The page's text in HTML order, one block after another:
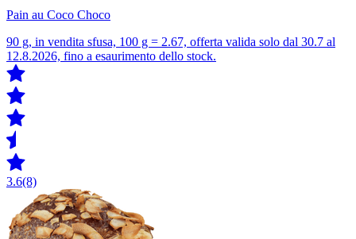
Pain au Coco Choco
90 g, in vendita sfusa, 100 g = 2.67, offerta valida solo dal 30.7 al
12.8.2026, fino a esaurimento dello stock.
3.6(8)